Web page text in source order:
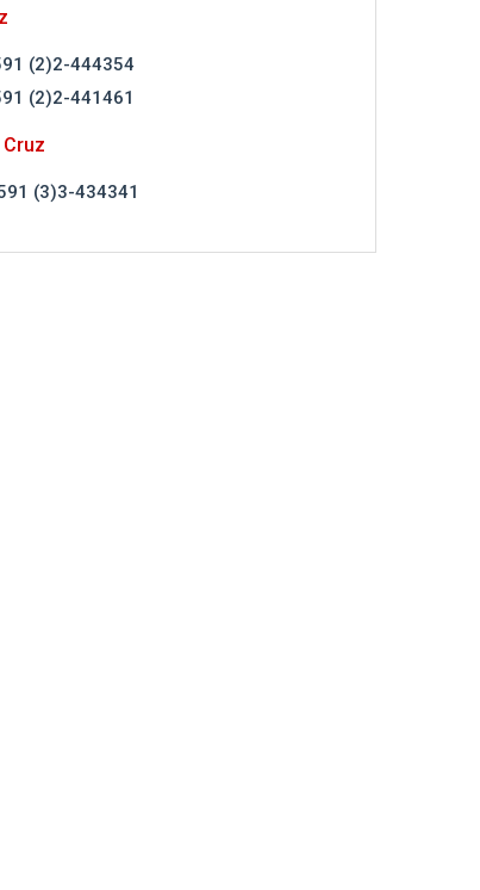
(2)2-444354
(2)2-441461
(3)3-434341